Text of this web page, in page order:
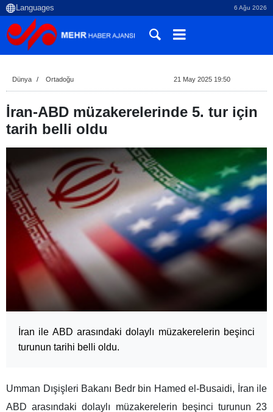
6 Ağu 2026
Dünya Ortadoğu 21 May 2025 19:50
İran-ABD müzakerelerinde 5. tur için
tarih belli oldu
İran ile ABD arasındaki dolaylı müzakerelerin beşinci
turunun tarihi belli oldu.
Umman Dışişleri Bakanı Bedr bin Hamed el-Busaidi, İran ile
ABD arasındaki dolaylı müzakerelerin beşinci turunun 23